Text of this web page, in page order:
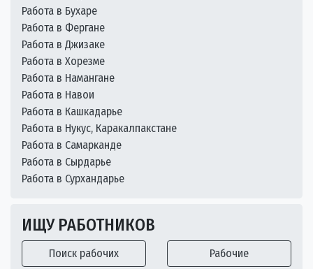
Работа в Бухаре
Работа в Фергане
Работа в Джизаке
Работа в Хорезме
Работа в Намангане
Работа в Навои
Работа в Кашкадарье
Работа в Нукус, Каракалпакстане
Работа в Самарканде
Работа в Сырдарье
Работа в Сурхандарье
ИЩУ РАБОТНИКОВ
Поиск рабочих Рабочие